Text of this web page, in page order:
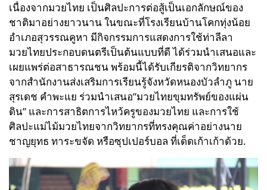
เนื่องจากมวยไทย เป็นศิลปะการต่อสู้เป็นเอกลักษณ์ของ
ชาติมาอย่างยาวนาน ในขณะที่โรงเรียนบ้านโคกทุ่งน้อย
อำเภอสุวรรณคูหา มีกิจกรรมการแสดงการใช้ท่าลีลา
มวยไทยประกอบดนตรีเป็นต้นแบบที่ดี ได้ร่วมนำเสนอและ
เผยแพร่ต่อสาธารณชน พร้อมนี้ได้รับเกียรติจากวิทยากร
จากสำนักงานส่งเสริมการเรียนรู้จังหวัดหนองบัวลำภู นาย
สุรเดช คำพะแย ร่วมนำเสนอ”มวยไทยขุมทรัพย์ของแผ่น
ดิน” และการสาธิตการไหว้ครูของมวยไทย และการใช้
ศิลปะแม่ไม้มวยไทยจากวิทยากรที่ทรงคุณค่าอย่างนาย
ชาญยุทธ ทาระขจัด หรือซุปเปอร์บอล ที่เด็ดเก้าเก้าด้วย.